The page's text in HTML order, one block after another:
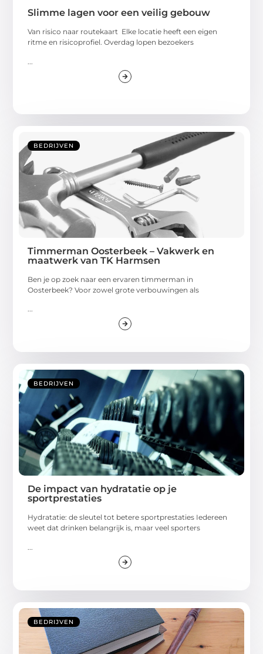
Slimme lagen voor een veilig gebouw
Van risico naar routekaart Elke locatie heeft een eigen
ritme en risicoprofiel. Overdag lopen bezoekers
BEDRIJVEN
Timmerman Oosterbeek – Vakwerk en
maatwerk van TK Harmsen
Ben je op zoek naar een ervaren timmerman in
Oosterbeek? Voor zowel grote verbouwingen als
...
BEDRIJVEN
De impact van hydratatie op je
sportprestaties
Hydratatie: de sleutel tot betere sportprestaties Iedereen
weet dat drinken belangrijk is, maar veel sporters
BEDRIJVEN